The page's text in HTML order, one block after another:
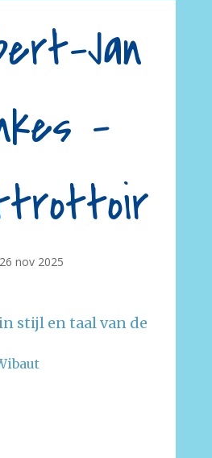
Jan
–
26 nov 2025
stijl en taal van de